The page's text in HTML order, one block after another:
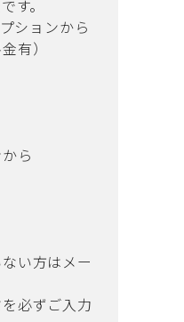
す。
ションから
有）
ら
い方はメー
必ずご入力